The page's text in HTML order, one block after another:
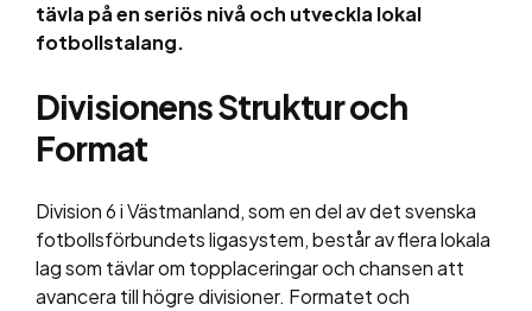
tävla på en seriös nivå och utveckla lokal
fotbollstalang.
Divisionens Struktur och
Format
Division 6 i Västmanland, som en del av det svenska
fotbollsförbundets ligasystem, består av flera lokala
lag som tävlar om topplaceringar och chansen att
avancera till högre divisioner. Formatet och